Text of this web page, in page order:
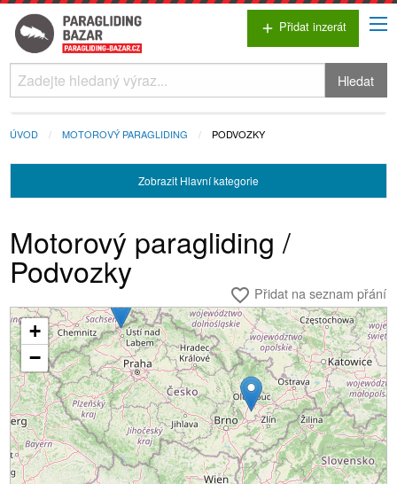
add Přidat inzerát
Hledat
ÚVOD MOTOROVÝ PARAGLIDING PODVOZKY
Zobrazit Hlavní kategorie
Motorový paragliding /
Podvozky
favorite_border Přidat na seznam přání
Načítání...
+
−